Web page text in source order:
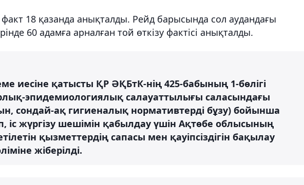
факт 18 қазанда анықталды. Рейд барысында сол аудандағы
60 адамға арналған той өткізу фактісі анықталды.
иесіне қатысты ҚР ӘҚБтК-нің 425-бабының 1-бөлігі
эпидемиологиялық салауаттылығы саласындағы
сондай-ақ гигиеналық нормативтерді бұзу) бойынша
жүргізу шешімін қабылдау үшін Ақтөбе облысының
қызметтердің сапасы мен қауіпсіздігін бақылау
жіберілді.